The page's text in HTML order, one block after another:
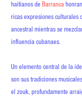
haitianos de Barranca
ricas expresiones culturales
ancestral mientras se
influencia cubanaes. ​​​
Un elemento central de la
son sus tradiciones
el zouk, profundamente